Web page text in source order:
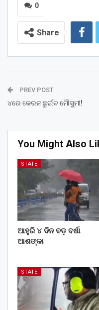
0
Share
PREV POST
୪ରେ କେରଳ ଛୁଇଁବ ମୌସୁମୀ!
You Might Also
STATE
ଆହୁରି ୪ ଦିନ ବଡ଼ ବର୍ଷା
ଆଶଙ୍କା
STATE